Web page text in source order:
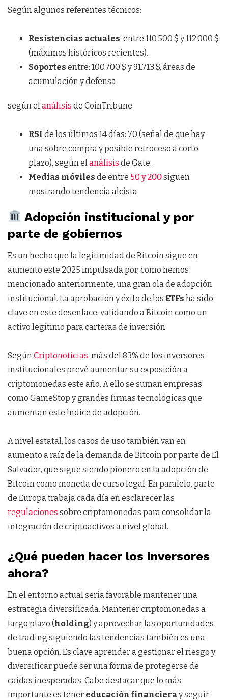
Según algunos referentes técnicos:
Resistencias actuales: entre 110.500 $ y 112.000 $
(máximos históricos recientes).
Soportes entre: 100.700 $ y 91.713 $, áreas de
acumulación y defensa
según elanálisis de CoinTribune.
RSI de los últimos 14 días: 70 (señal de que hay
una sobre compra y posible retroceso a corto
plazo), según elanálisis de Gate.
Medias móviles de entre 50 y 200 siguen
mostrando tendencia alcista.
Adopción institucional y por
parte de gobiernos
Es un hecho que la legitimidad de Bitcoin sigue en
aumento este 2025 impulsada por, como hemos
mencionado anteriormente, una gran ola de adopción
institucional. La aprobación y éxito de los ETFs ha sido
clave en este desenlace, validando a Bitcoin como un
activo legítimo para carteras de inversión.
SegúnCriptonoticias, más del 83% de los inversores
institucionales prevé aumentar su exposición a
criptomonedas este año. A ello se suman empresas
como GameStop y grandes firmas tecnológicas que
aumentan este índice de adopción.
A nivel estatal, los casos de uso también van en
aumento a raíz de la demanda de Bitcoin por parte de El
Salvador, que sigue siendo pionero en la adopción de
Bitcoin como moneda de curso legal. En paralelo, parte
de Europa trabaja cada día en esclarecer las
regulaciones sobre criptomonedas para consolidar la
integración de criptoactivos a nivel global.
¿Qué pueden hacer los inversores
ahora?
En el entorno actual sería favorable mantener una
estrategia diversificada. Mantener criptomonedas a
largo plazo (holding) y aprovechar las oportunidades
de trading siguiendo las tendencias también es una
buena opción. Es clave aprender a gestionar el riesgo y
diversificar puede ser una forma de protegerse de
caídas inesperadas. Cabe destacar que lo más
importante es tener educación financieray seguir